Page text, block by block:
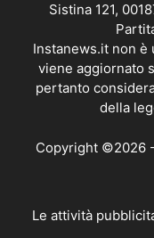
Sistina 121,
Instanews.it non è
viene aggiornato
pertanto
della
Copyright ©2026
Le attività